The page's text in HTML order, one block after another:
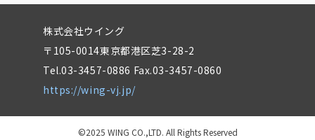
株式会社ウイング
〒105-0014東京都港区芝3-28-2
Tel.03-3457-0886 Fax.03-3457-0860
https://wing-vj.jp/
©2025 WING CO.,LTD. All Rights Reserved